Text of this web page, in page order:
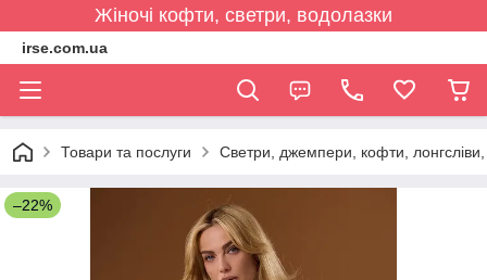
Жіночі кофти, светри, водолазки
irse.com.ua
Товари та послуги Светри, джемпери, кофти, лонгсліви,
–22%